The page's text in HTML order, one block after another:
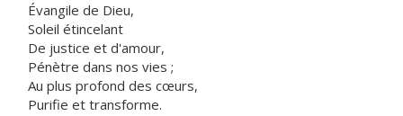
Évangile de Dieu,
Soleil étincelant
De justice et d'amour,
Pénètre dans nos vies ;
Au plus profond des cœurs,
Purifie et transforme.